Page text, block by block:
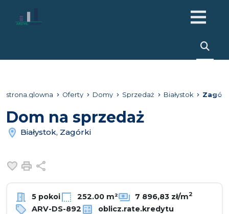
strona.glowna Oferty Domy Sprzedaż Białystok
Dom na sprzedaż
Białystok, Zagórki
Dodaj do ulubionych
Drukuj
5 pokoi 252.00 m² 7 896,83 zł/m2
ARV-DS-892 oblicz.rate.kredytu